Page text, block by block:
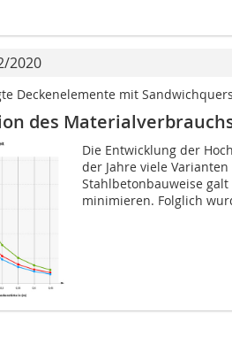
2020
Deckenelemente mit
des
Die Entwicklung der
der Jahre viele
Stahlbetonbauweise
minimieren. Folglich